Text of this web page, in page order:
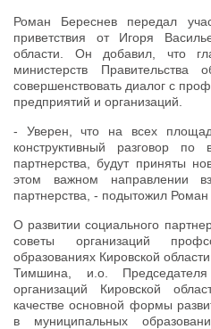
Роман Береснев передал
приветствия от Игоря
области. Он добавил, что
министерств
совершенствовать диалог с
предприятий и организаций.
- Уверен, что на всех
конструктивный разговор по
партнерства, будут приняты
этом важном направлении
партнерства, - подытожил Роман
О развитии социального
советы организаций
образованиях Кировской
Тимшина, и.о.
организаций Кировской
качестве основной формы
в муниципальных